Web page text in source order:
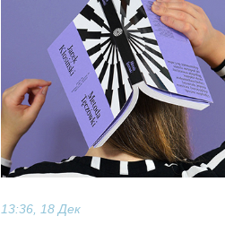
13:36, 18 Дек